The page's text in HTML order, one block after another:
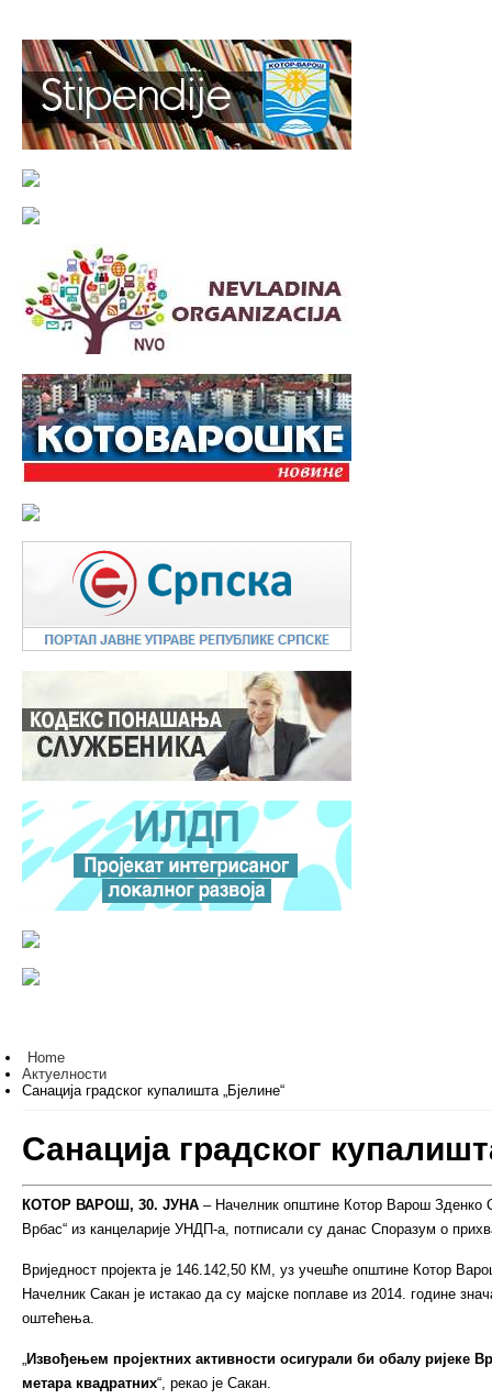
Home
Актуелности
Санација градског купалишта „Бјелине“
Санација градског
КОТОР ВАРОШ, 30. ЈУНА – Начелник општине Котор Варош Зденко
Врбас“ из канцеларије УНДП-а, потписали су данас Споразум о
Вриједност пројекта је 146.142,50 КМ, уз учешће општине Котор
Начелник Сакан је истакао да су мајске поплаве из 2014. године
оштећења.
„Извођењем пројектних активности осигурали би обалу ријеке
метара квадратних“, рекао је Сакан.